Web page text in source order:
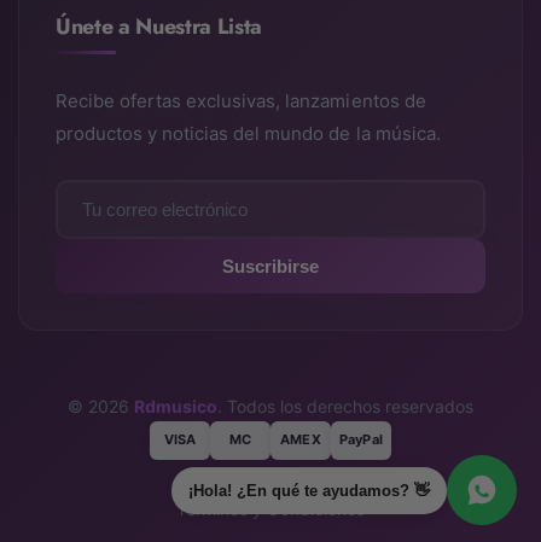
¡Hola! ¿En qué te ayudamos? 👋
Únete a Nuestra Lista
Recibe ofertas exclusivas, lanzamientos de
productos y noticias del mundo de la música.
Suscribirse
© 2026 Rdmusico . Todos los derechos reservados
VISA MC AMEX PayPal
Política de Privacidad
Términos y Condiciones